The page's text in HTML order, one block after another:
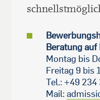
Beratung
Montag bis
Freitag 9 bis
Tel.: +49
Mail: